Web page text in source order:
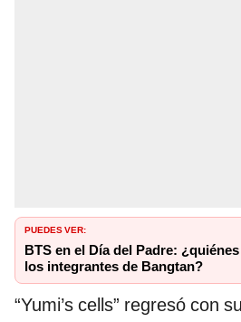
PUEDES VER:
BTS en el Día del Padre:
los integrantes de Bangtan?
“Yumi’s cells” regresó con